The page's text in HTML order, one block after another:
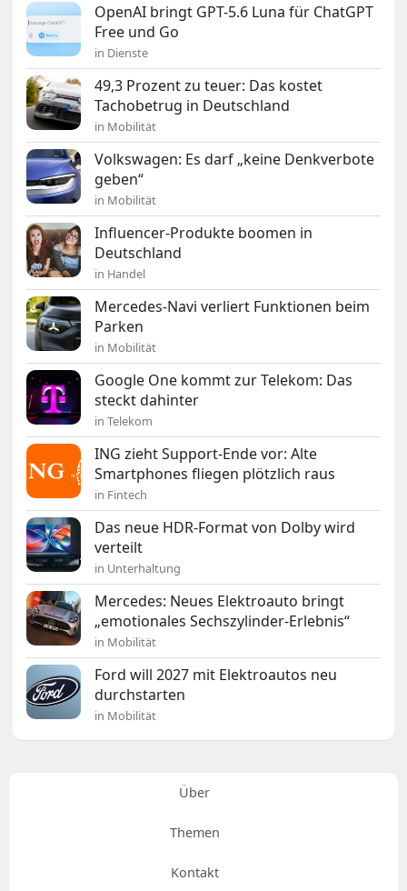
OpenAI bringt GPT-5.6 Luna für ChatGPT
Free und Go
in Dienste
49,3 Prozent zu teuer: Das kostet
Tachobetrug in Deutschland
in Mobilität
Volkswagen: Es darf „keine Denkverbote
geben“
in Mobilität
Influencer-Produkte boomen in
Deutschland
in Handel
Mercedes-Navi verliert Funktionen beim
Parken
in Mobilität
Google One kommt zur Telekom: Das
steckt dahinter
in Telekom
ING zieht Support-Ende vor: Alte
Smartphones fliegen plötzlich raus
in Fintech
Das neue HDR-Format von Dolby wird
verteilt
in Unterhaltung
Mercedes: Neues Elektroauto bringt
„emotionales Sechszylinder-Erlebnis“
in Mobilität
Ford will 2027 mit Elektroautos neu
durchstarten
in Mobilität
Über
Themen
Kontakt